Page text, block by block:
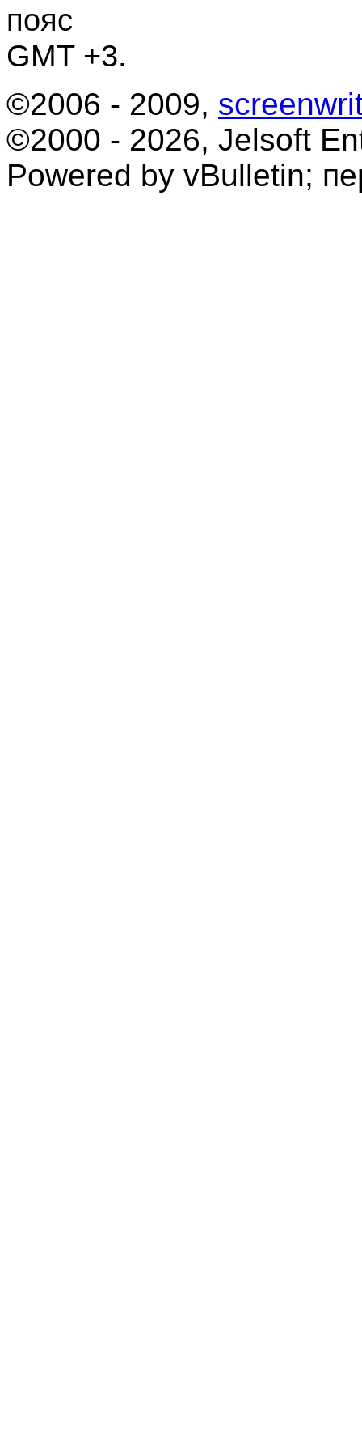
пояс
GMT +3.
©2006 - 2009,
©2000 - 2026, Jelsoft
Powered by vBulletin;